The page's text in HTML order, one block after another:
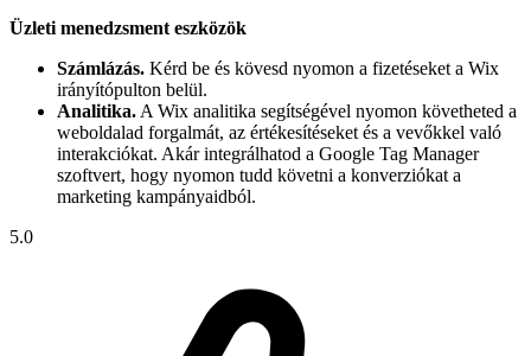
Üzleti menedzsment eszközök
Számlázás. Kérd be és kövesd nyomon a fizetéseket a Wix
irányítópulton belül.
Analitika. A Wix analitika segítségével nyomon követheted a
weboldalad forgalmát, az értékesítéseket és a vevőkkel való
interakciókat. Akár integrálhatod a Google Tag Manager
szoftvert, hogy nyomon tudd követni a konverziókat a
marketing kampányaidból.
5.0